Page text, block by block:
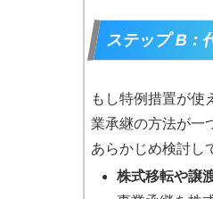
ステップ B：
もし特例措置が使
業承継の方法が一
あらかじめ検討し
株式移転や譲